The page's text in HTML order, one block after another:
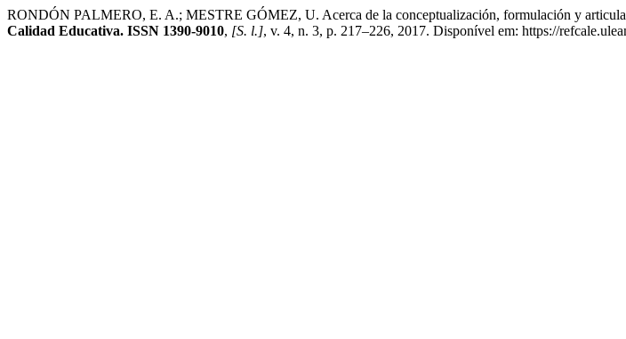
RONDÓN PALMERO, E. A.; MESTRE GÓMEZ, U. Acerca de la conceptualización, formulación y
Calidad Educativa. ISSN 1390-9010, [S. l.], v. 4, n. 3, p. 217–226, 2017. Disponível em: https://